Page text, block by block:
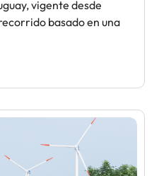
vigente desde
basado en una